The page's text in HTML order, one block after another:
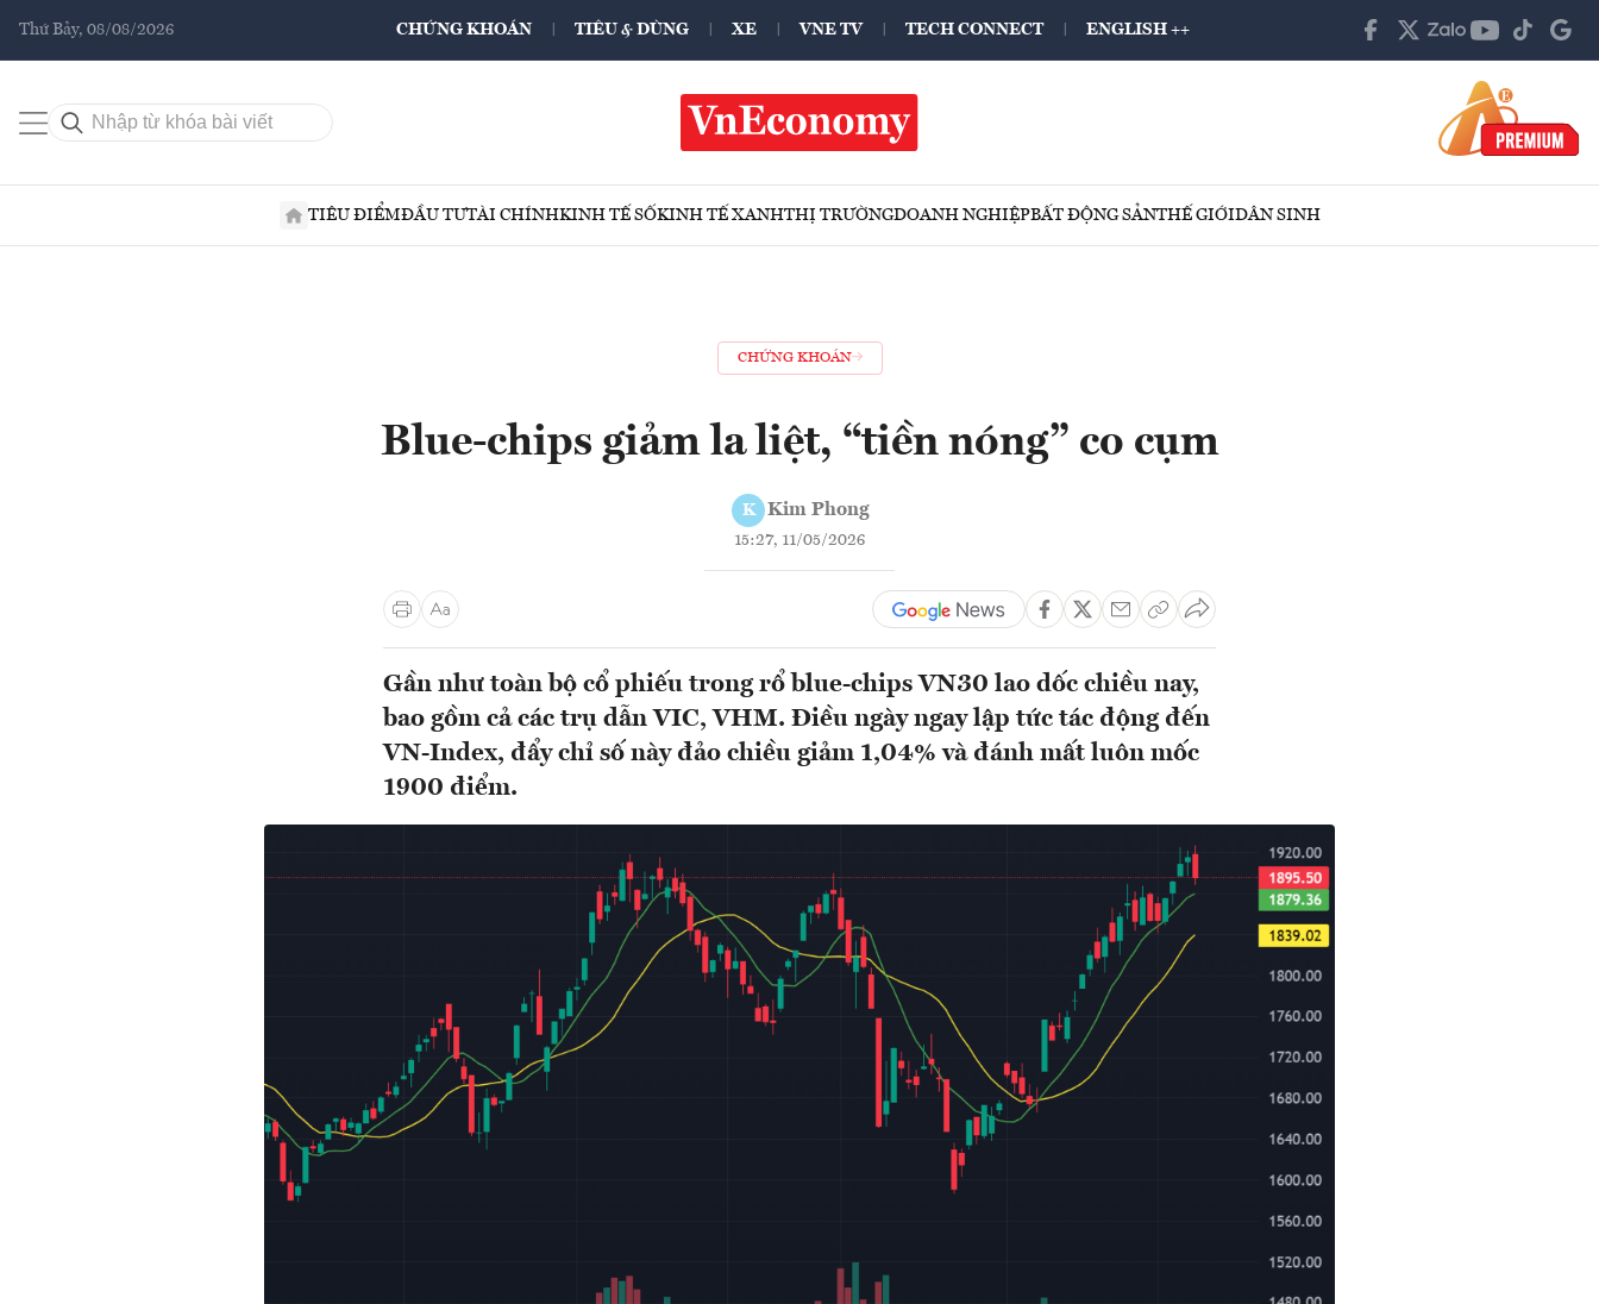
Thứ Bảy, 08/08/2026 CHỨNG KHOÁN TIÊU & DÙNG XE VNE TV TECH CONNECT ENGLISH ++
TIÊU ĐIỂMĐẦU TƯTÀI CHÍNHKINH TẾ SỐKINH TẾ XANHTHỊ TRƯỜNGDOANH NGHIỆPBẤT ĐỘNG SẢNTHẾ GIỚIDÂN SINH
CHỨNG KHOÁN
Blue-chips giảm la liệt, “tiền nóng” co cụm
K Kim Phong
15:27, 11/05/2026
Gần như toàn bộ cổ phiếu trong rổ blue-chips VN30 lao dốc chiều nay,
bao gồm cả các trụ dẫn VIC, VHM. Điều ngày ngay lập tức tác động đến
VN-Index, đẩy chỉ số này đảo chiều giảm 1,04% và đánh mất luôn mốc
1900 điểm.